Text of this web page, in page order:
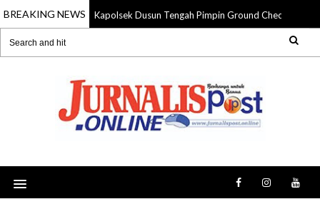
BREAKING NEWS
09 Aug 2026 Kapolsek Dusun Tengah Pimpin Ground Check